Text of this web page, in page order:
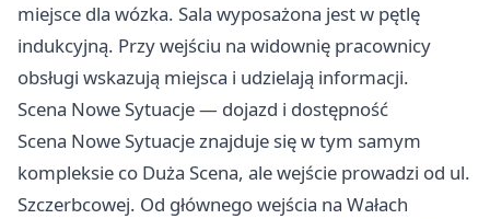
miejsce dla wózka. Sala wyposażona jest w pętlę
indukcyjną. Przy wejściu na widownię pracownicy
obsługi wskazują miejsca i udzielają informacji.
Scena Nowe Sytuacje — dojazd i dostępność
Scena Nowe Sytuacje znajduje się w tym samym
kompleksie co Duża Scena, ale wejście prowadzi od ul.
Szczerbcowej. Od głównego wejścia na Wałach